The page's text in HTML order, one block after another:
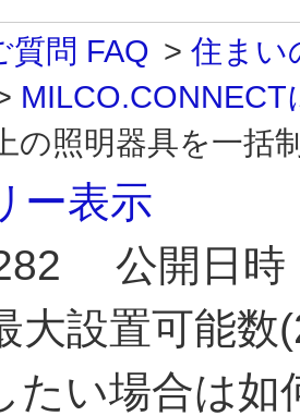
質問 FAQ > 住まい
MILCO.CONNECT
の照明器具を一括
ー表示
公開日
大設置可能
たい場合は如